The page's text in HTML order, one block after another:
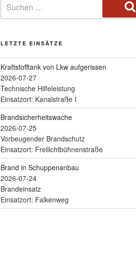
LETZTE EINSÄTZE
Kraftstofftank von Lkw aufgerissen
2026-07-27
Technische Hilfeleistung
Einsatzort: Kanalstraße I
Brandsicherheitswache
2026-07-25
Vorbeugender Brandschutz
Einsatzort: Freilichtbühnenstraße
Brand in Schuppenanbau
2026-07-24
Brandeinsatz
Einsatzort: Falkenweg